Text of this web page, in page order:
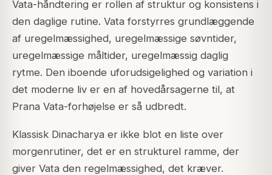
Vata-håndtering er rollen af struktur og konsistens i
den daglige rutine. Vata forstyrres grundlæggende
af uregelmæssighed, uregelmæssige søvntider,
uregelmæssige måltider, uregelmæssig daglig
rytme. Den iboende uforudsigelighed og variation i
det moderne liv er en af hovedårsagerne til, at
Prana Vata-forhøjelse er så udbredt.
Klassisk Dinacharya er ikke blot en liste over
morgenrutiner, det er en strukturel ramme, der
giver Vata den regelmæssighed, det kræver.